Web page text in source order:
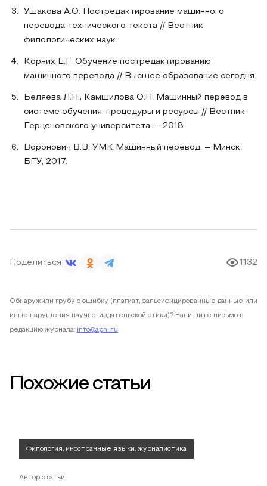
Ушакова А.О. Постредактирование машинного
перевода технического текста // Вестник
филологических наук.
Корних Е.Г. Обучение постредактированию
машинного перевода // Высшее образование сегодня.
Беляева Л.Н., Камшилова О.Н. Машинный перевод в
системе обучения: процедуры и ресурсы // Вестник
Герценовского университета. – 2018.
Воронович В.В. УМК Машинный перевод. – Минск:
БГУ, 2017.
Поделиться 1132
Обнаружили грубую ошибку (плагиат, фальсифицированные данные или
иные нарушения научно-издательской этики)? Напишите письмо в
редакцию журнала: info@apni.ru
Похожие статьи
Филология, иностранные языки, журналистика
Автор статьи